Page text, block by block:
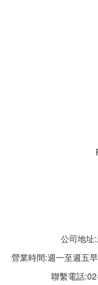
公司地址
營業時間:週一至週五
聯繫電話